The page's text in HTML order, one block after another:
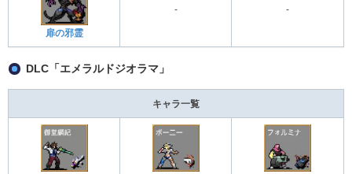
扉の邪霊
- -
DLC「エメラルドジオラマ」
キャラ一覧